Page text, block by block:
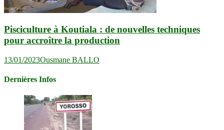
Pisciculture à Koutiala : de nouvelles techniques
pour accroître la production
13/01/2023Ousmane BALLO
Dernières Infos